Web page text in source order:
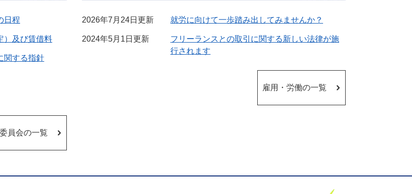
日程
）及び賃借料
関する指針
員会の一覧
2026年7月24日更新 就労に向けて一歩踏み出してみませんか？
2024年5月1日更新
フリーランスとの取引に関する新しい法律が施
行されます
雇用・労働の一覧